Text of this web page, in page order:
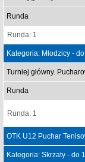
Runda
Runda: 1
Kategoria: Młodzicy -
Turniej główny.
Runda
Runda: 1
OTK U12 Puchar
Kategoria: Skrzaty - do